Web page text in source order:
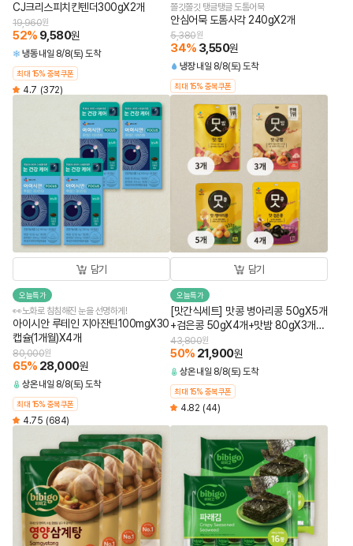
CJ크리스피치킨텐더300gX2개
19,960원
52% 9,580원
냉동 내일 8/8(토) 도착
최대 15% 중복쿠폰
4.7 (372)
쫄깃쫄깃 탱글탱글 도톰어묵
안심어묵 도톰사각 240gX2개
5,380원
34% 3,550원
냉장 내일 8/8(토) 도착
최대 15% 중복쿠폰
담기
오늘특가
👀노화로 침침해진 눈을 선명하게!
아이시안 루테인 지아잔틴100mgX30
캡슐(1개월)X4개
80,000원
65% 28,000원
상온 내일 8/8(토) 도착
최대 15% 중복쿠폰
4.75 (684)
담기
오늘특가
[맛간식세트] 맛콩 병아리콩 50gX5개
+검은콩 50gX4개+맛밤 80gX3개
+맛군밤 60gX3개 (총 15개)
43,800원
50% 21,900원
상온 내일 8/8(토) 도착
최대 15% 중복쿠폰
4.82 (44)